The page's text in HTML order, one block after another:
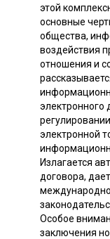
этой
основные
общества,
воздействия
отношения и
электронного
электронной
Излагается
договора,
Особое
заключения